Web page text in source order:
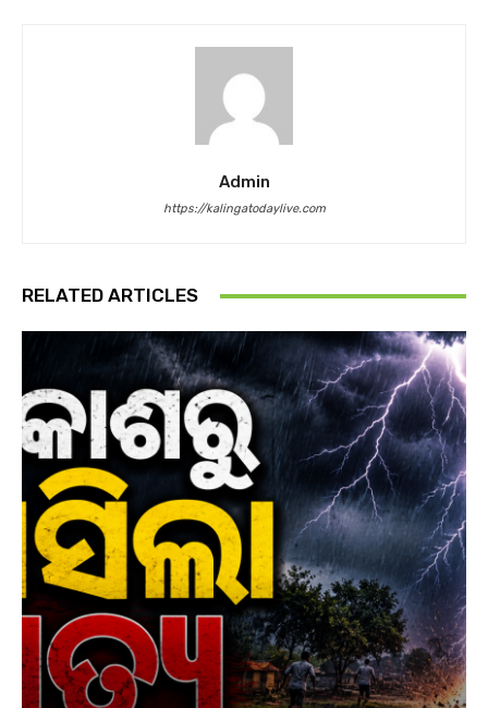
Admin
https://kalingatodaylive.com
RELATED ARTICLES